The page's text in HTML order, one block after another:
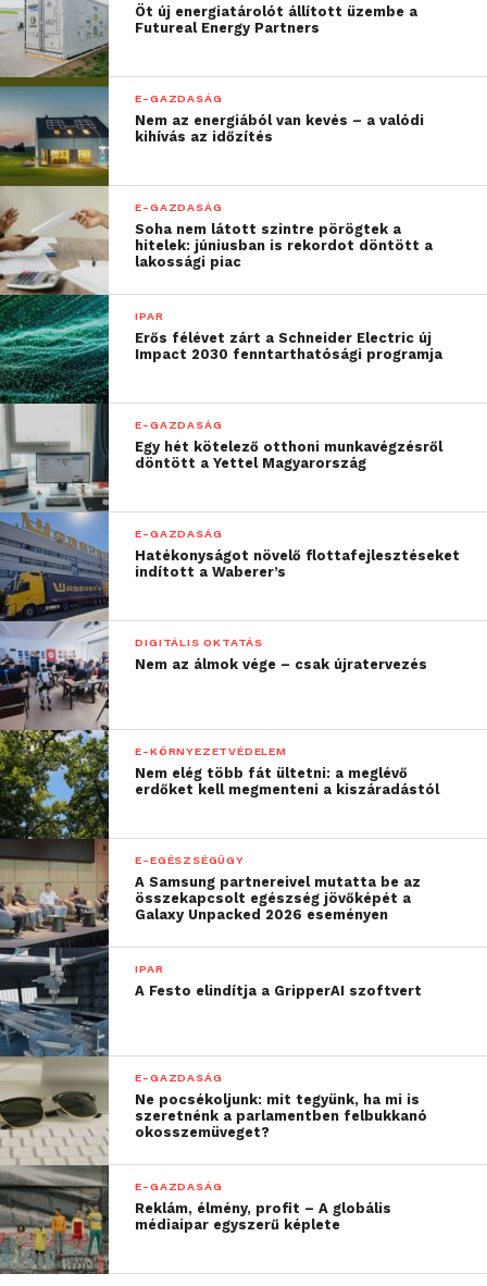
felhasznált önkiszolgáló
kassza is a saját
fejlesztésük, és
Magyarországon készül,
ezt fejlesztették úgy
tovább, hogy a vevőnek
már egyáltalán nem kell
vonalkódot keresgélni és
szkennelni; elég, ha az
árut behelyezi egy RFID
“kádba”, és szinte már
kapja is a blokkot”
– mondta el az IT-szakember.
„Már induláskor
magasnak mondható 30-
35%-os használati arányt
mértünk a bankkártyás
önkiszolgáló kasszáknál,
de a food szektorban
szerzett tapasztalataink
szerint ez rövidesen 70-
80% fölé is nőhet,
különösen most, hogy a
fizikai érintkezések
csökkentése ennyire
fontossá vált. Ezek
alapján bizakodva várjuk
a további eredményeket a
sportszerpiacon is”
– tette hozzá Bessenyei István, a Laurel Cégcsoport
tulajdonos-ügyvezetője.
Öt új energiatárolót állított üzembe a
Futureal Energy Partners
E-GAZDASÁG
Nem az energiából van kevés – a valódi
kihívás az időzítés
E-GAZDASÁG
Soha nem látott szintre pörögtek a
hitelek: júniusban is rekordot döntött a
lakossági piac
IPAR
Erős félévet zárt a Schneider Electric új
Impact 2030 fenntarthatósági programja
E-GAZDASÁG
Egy hét kötelező otthoni munkavégzésről
döntött a Yettel Magyarország
E-GAZDASÁG
Hatékonyságot növelő flottafejlesztéseket
indított a Waberer’s
DIGITÁLIS OKTATÁS
Nem az álmok vége – csak újratervezés
E-KÖRNYEZETVÉDELEM
Nem elég több fát ültetni: a meglévő
erdőket kell megmenteni a kiszáradástól
E-EGÉSZSÉGÜGY
A Samsung partnereivel mutatta be az
összekapcsolt egészség jövőképét a
Galaxy Unpacked 2026 eseményen
IPAR
A Festo elindítja a GripperAI szoftvert
E-GAZDASÁG
Ne pocsékoljunk: mit tegyünk, ha mi is
szeretnénk a parlamentben felbukkanó
okosszemüveget?
E-GAZDASÁG
Reklám, élmény, profit – A globális
médiaipar egyszerű képlete